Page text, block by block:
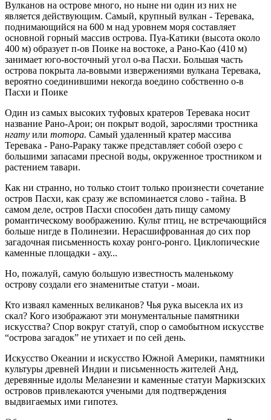
Вулканов на острове много, но ныне ни один из них не
является действующим. Самый, крупный вулкан - Теревака,
поднимающийся на 600 м над уровнем моря составляет
основной горный массив острова. Пуа-Катики (высота около
400 м) образует п-ов Поике на востоке, а Рано-Као (410 м)
занимает юго-восточный угол о-ва Пасхи. Большая часть
острова покрыта ла-вовыми извержениями вулкана Теревака,
вероятно соединившими некогда воедино собственно о-в
Пасхи и Поике
Один из самых высоких туфовых кратеров Теревака носит
название Рано-Арои; он покрыт водой, зарослями тростника
нгату или тотора. Самый удаленный кратер массива
Теревака - Рано-Рараку также представляет собой озеро с
большими запасами пресной воды, окруженное тростником и
растением тавари.
Как ни странно, но только стоит только произнести сочетание
остров Пасхи, как сразу же вспоминается слово - тайна. В
самом деле, остров Пасхи способен дать пищу самому
романтическому воображению. Культ птиц, не встречающийся
больше нигде в Полинезии. Нерасшифрованная до сих пор
загадочная письменность кохау ронго-ронго. Циклопические
каменные площадки - аху...
Но, пожалуй, самую большую известность маленькому
острову создали его знаменитые статуи - моаи.
Кто изваял каменных великанов? Чья рука высекла их из
скал? Кого изображают эти монументальные памятники
искусства? Спор вокруг статуй, спор о самобытном искусстве
“острова загадок” не утихает и по сей день.
Искусство Океании и искусство Южной Америки, памятники
культуры древней Индии и письменность жителей Анд,
деревянные идолы Меланезии и каменные статуи Маркизских
островов привлекаются учеными для подтверждения
выдвигаемых ими гипотез.